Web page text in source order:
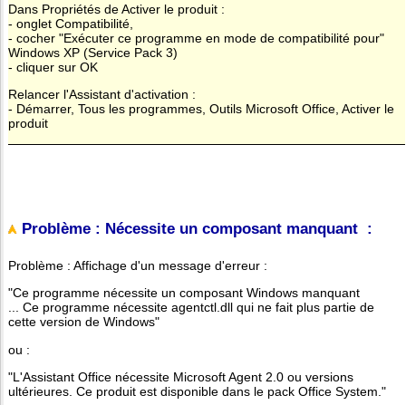
Dans Propriétés de Activer le produit :
- onglet Compatibilité,
- cocher "Exécuter ce programme en mode de compatibilité pour"
Windows XP (Service Pack 3)
- cliquer sur OK
Relancer l'Assistant d'activation :
- Démarrer, Tous les programmes, Outils Microsoft Office, Activer le
produit
Problème : Nécessite un composant manquant :
Problème : Affichage d'un message d'erreur :
"Ce programme nécessite un composant Windows manquant
... Ce programme nécessite agentctl.dll qui ne fait plus partie de
cette version de Windows"
ou :
"L'Assistant Office nécessite Microsoft Agent 2.0 ou versions
ultérieures. Ce produit est disponible dans le pack Office System."